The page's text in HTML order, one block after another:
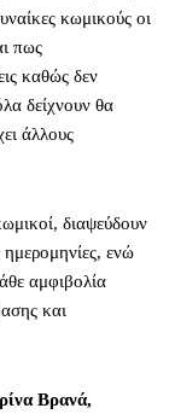
κωμικούς οι
πως
καθώς δεν
δείχνουν θα
άλλους
διαψεύδουν
ημερομηνίες, ενώ
αμφιβολία
και
Βρανά,